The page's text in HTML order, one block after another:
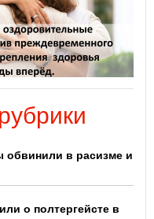
обвинили в расизме и
о полтергейсте в